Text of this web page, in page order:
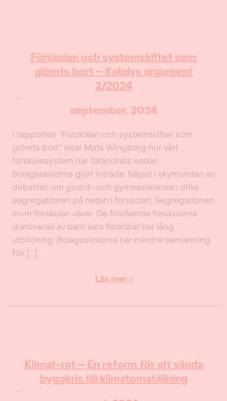
Förskolan och systemskiftet som
glömts bort – Katalys argument
2/2024
september, 2024
I rapporten ”Förskolan och systemskiftet som
glömts bort” visar Mats Wingborg hur vårt
förskolesystem har förändrats sedan
bolagsskolorna gjort inträde. Något i skymundan av
debatten om grund- och gymnasieskolan drivs
segregationen på redan i förskolan. Segregationen
inom förskolan växer. De fristående förskolorna
domineras av barn vars föräldrar har lång
utbildning. Bolagsskolorna har mindre bemanning.
För […]
Läs mer ›
Klimat-rot – En reform för att vända
byggkris till klimatomställning